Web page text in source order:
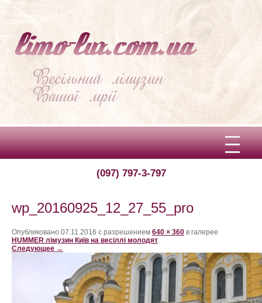
Про limo-lux
Відгуки
(097) 797-3-797
wp_20160925_12_27_55_pro
Опубликовано 07.11.2016 с разрешением 640 × 360 в галерее
HUMMER лімузин Київ на весіллі молодят.
Следующее →